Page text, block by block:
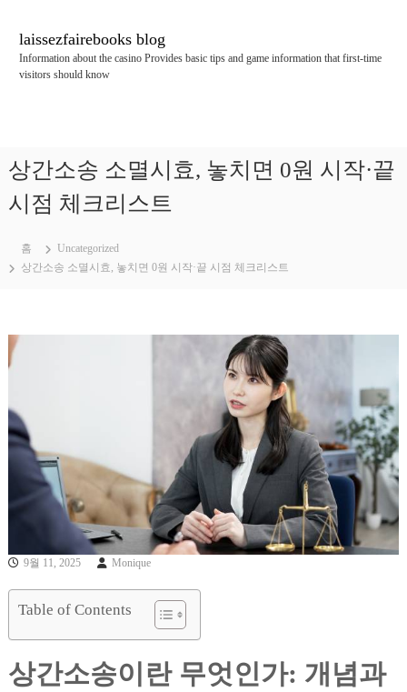
laissezfairebooks blog
Information about the casino Provides basic tips and game information that first-time
visitors should know
상간소송 소멸시효, 놓치면 0원 시작·끝
시점 체크리스트
홈
Uncategorized
상간소송 소멸시효, 놓치면 0원 시작·끝 시점 체크리스트
9월 11, 2025 Monique
Table of Contents
상간소송이란 무엇인가: 개념과